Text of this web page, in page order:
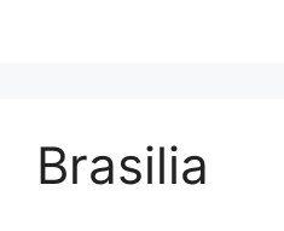
Brasilia